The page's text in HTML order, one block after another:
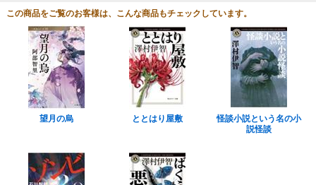
この商品をご覧のお客様は、こんな商品もチェックしています。
望月の烏 ととはり屋敷
怪談小説という名の小
説怪談